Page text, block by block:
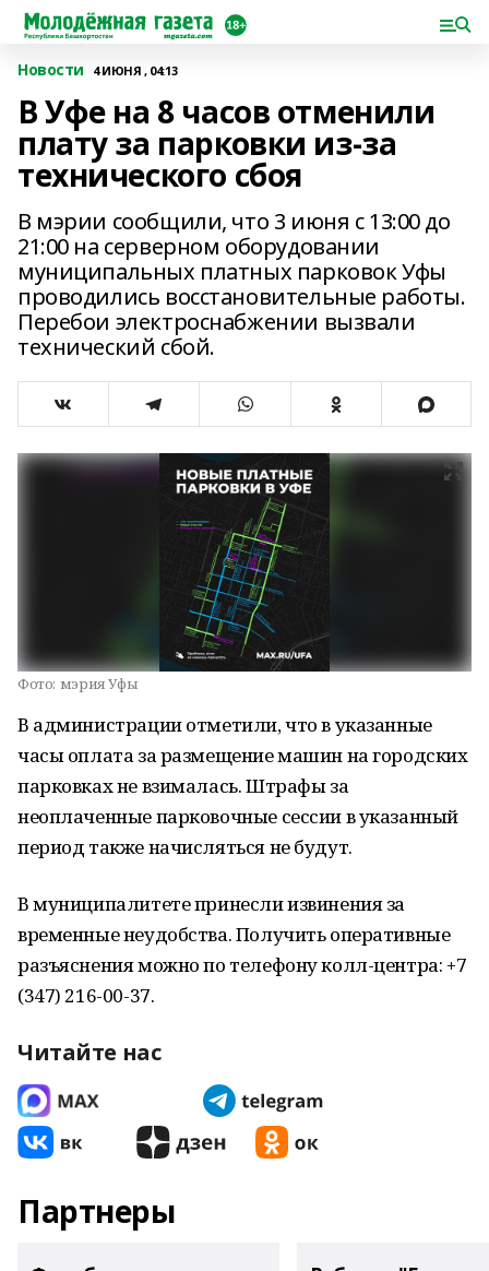
Новости 4 ИЮНЯ , 04:13
В Уфе на 8 часов отменили
плату за парковки из-за
технического сбоя
В мэрии сообщили, что 3 июня с 13:00 до
21:00 на серверном оборудовании
муниципальных платных парковок Уфы
проводились восстановительные работы.
Перебои электроснабжении вызвали
технический сбой.
Фото: мэрия Уфы
В администрации отметили, что в указанные
часы оплата за размещение машин на городских
парковках не взималась. Штрафы за
неоплаченные парковочные сессии в указанный
период также начисляться не будут.
В муниципалитете принесли извинения за
временные неудобства. Получить оперативные
разъяснения можно по телефону колл-центра: +7
(347) 216-00-37.
Читайте нас
Партнеры